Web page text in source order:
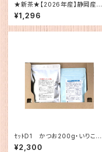
★新茶★【2026年産】静岡産
ひごろのお茶200g
¥1,296
ｾｯﾄD1 かつお200g・いりこ12
0g
¥2,300